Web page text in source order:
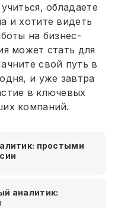
обладаете
и хотите видеть
на бизнес-
может стать для
свой путь в
и уже завтра
в ключевых
компаний.
простыми
аналитик: